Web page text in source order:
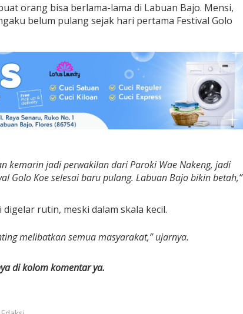
orang bisa berlama-lama di Labuan Bajo. Mensi,
belum pulang sejak hari pertama Festival Golo
kemarin jadi perwakilan dari Paroki Wae Nakeng, jadi
Golo Koe selesai baru pulang. Labuan Bajo bikin betah,”
rutin, meski dalam skala kecil.
melibatkan semua masyarakat,” ujarnya.
di kolom komentar ya.